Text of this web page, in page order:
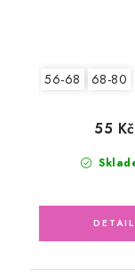
56-68 68-80
55 Kč